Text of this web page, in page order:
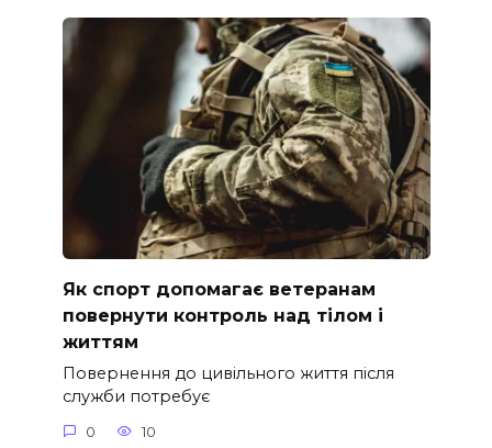
Як спорт допомагає ветеранам
повернути контроль над тілом і
життям
Повернення до цивільного життя після
служби потребує
0 10